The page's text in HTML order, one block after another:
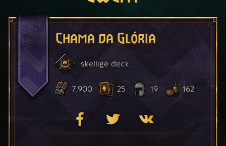
Chama da Glória
skellige deck
7.900 25 19 162